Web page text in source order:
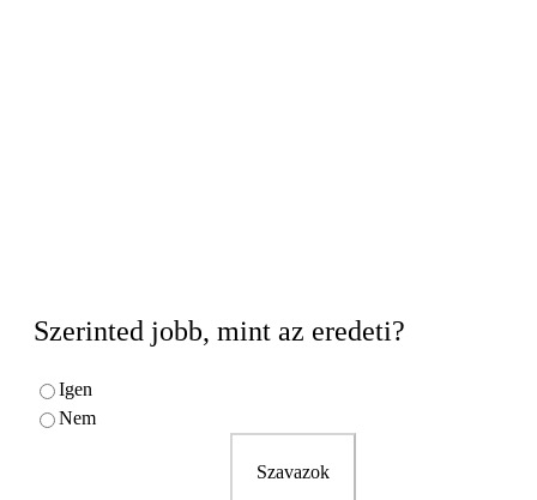
Szerinted jobb, mint az eredeti?
Igen
Nem
Szavazok